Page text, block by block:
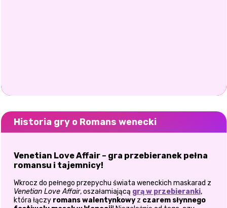
Historia gry o Romans wenecki
Venetian Love Affair – gra przebieranek pełna
romansu i tajemnicy!
Wkrocz do pełnego przepychu świata weneckich maskarad z
Venetian Love Affair, oszałamiającą grą w przebieranki,
która łączy romans walentynkowyz czarem słynnego